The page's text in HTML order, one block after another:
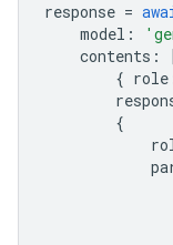
response =
model :
contents :
{ role
{